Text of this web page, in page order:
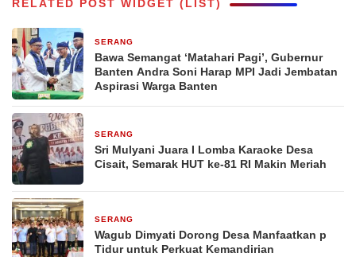
RELATED POST WIDGET (LIST)
SERANG
Bawa Semangat ‘Matahari Pagi’, Gubernur
Banten Andra Soni Harap MPI Jadi Jembatan
Aspirasi Warga Banten
SERANG
Sri Mulyani Juara I Lomba Karaoke Desa
Cisait, Semarak HUT ke-81 RI Makin Meriah
SERANG
Wagub Dimyati Dorong Desa Manfaatkan p
Tidur untuk Perkuat Kemandirian